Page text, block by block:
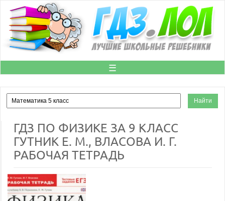
☰
ГДЗ ПО ФИЗИКЕ ЗА 9 КЛАСС
ГУТНИК Е. М., ВЛАСОВА И. Г.
РАБОЧАЯ ТЕТРАДЬ